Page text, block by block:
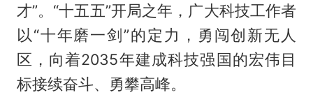
才”。“十五五”开局之年，广大科技工作者
以“十年磨一剑”的定力，勇闯创新无人
区，向着2035年建成科技强国的宏伟目
标接续奋斗、勇攀高峰。